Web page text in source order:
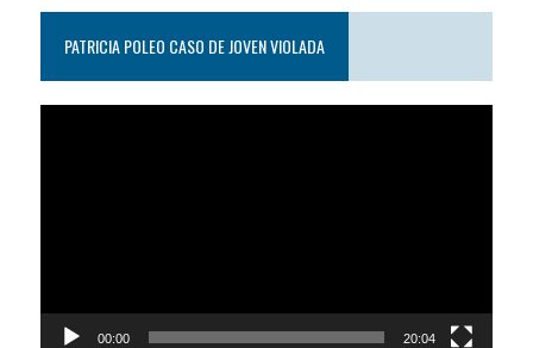
PATRICIA POLEO CASO DE JOVEN VIOLADA
00:00 20:04